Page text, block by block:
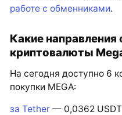
работе с обменниками.
Какие направления
криптовалюты
На сегодня доступно 6
покупки MEGA:
за Tether — 0,0362 USDT